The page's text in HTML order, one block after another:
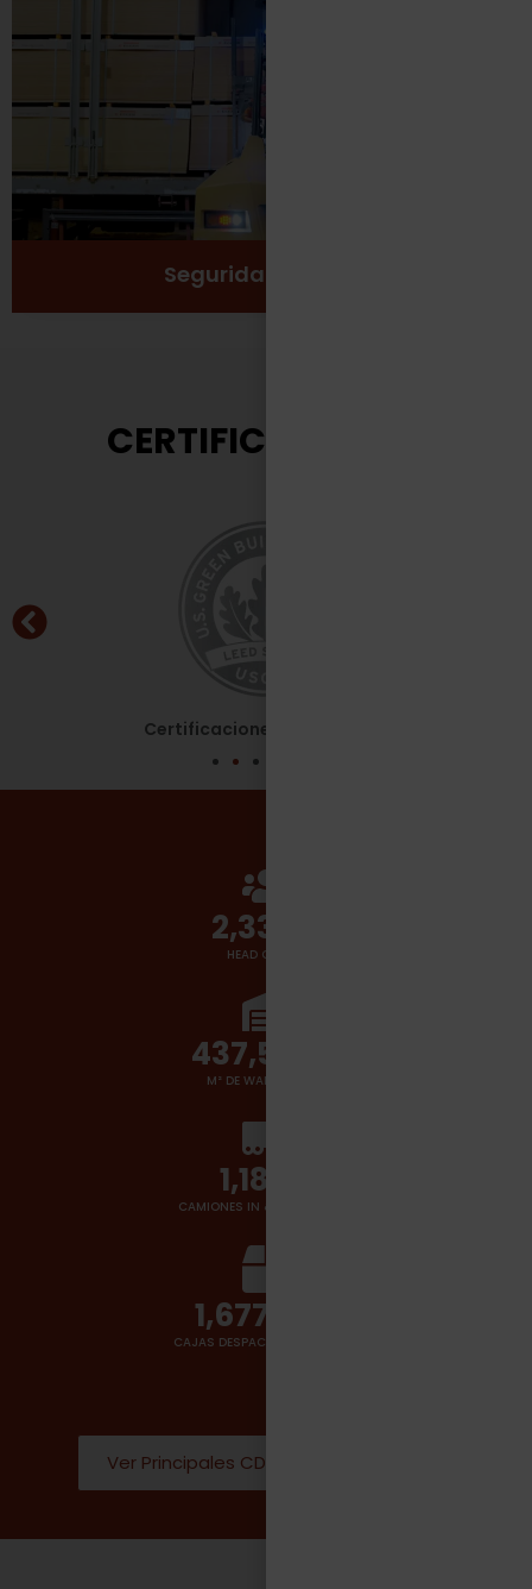
Seguridad Laboral
Ver más
CERTIFICACIONES
Certificaciones - Leed Silver
2,700
HEAD COUNT
510,000
M² DE WAREHOUSES
1,400
CAMIONES IN & OUT POR DÍA
2,000,000
CAJAS DESPACHADAS POR DÍA
Ver Principales CD Donde operamos